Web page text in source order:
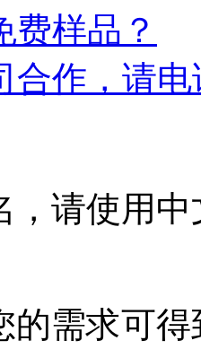
费样品？
合作，请
，请使用中
的需求可